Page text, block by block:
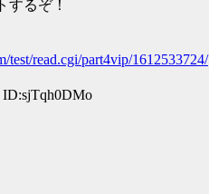
るぞ！
test/read.cgi/part4vip/1612533724/
ID:sjTqh0DMo